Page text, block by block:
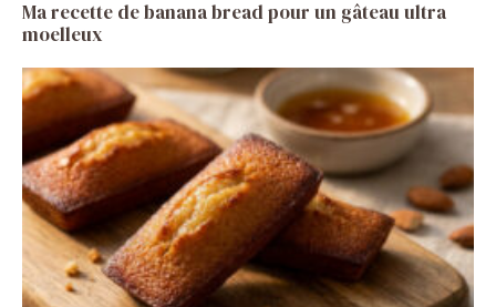
Ma recette de banana bread pour un gâteau ultra
moelleux